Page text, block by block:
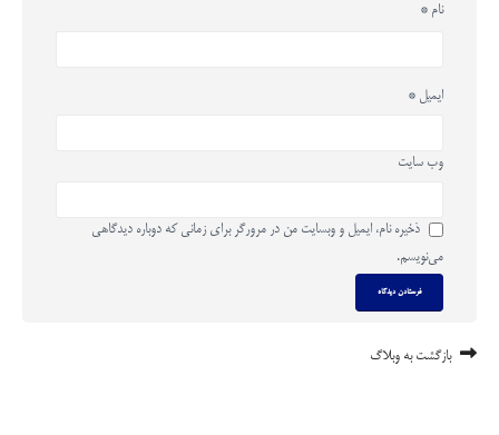
نام *
ایمیل *
وب‌ سایت
ذخیره نام، ایمیل و وبسایت من در مرورگر برای زمانی که دوباره دیدگاهی
می‌نویسم.
بازگشت به وبلاگ